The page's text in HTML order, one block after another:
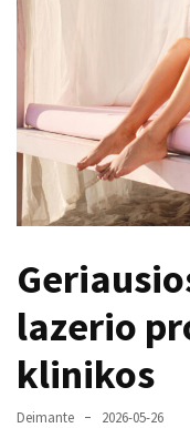
vertimas
paplitę
Reduktorius
dujų
maža
kurios
svarbos
nereikėtų
nuvertinti
lazerio
klinikos
Deimante 2026-05-26